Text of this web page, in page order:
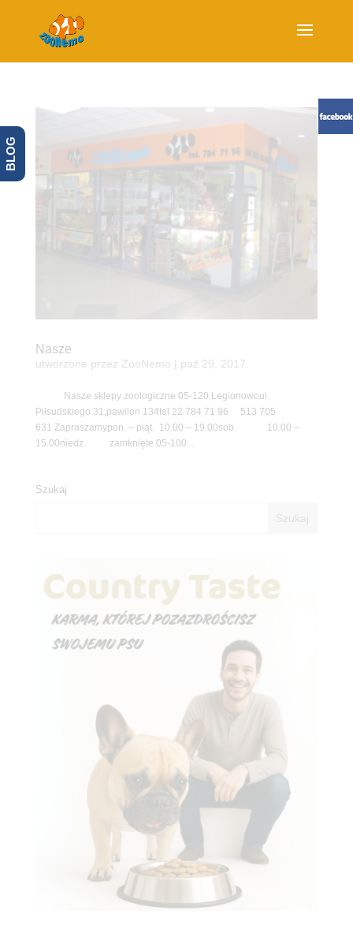
Nasze
utworzone przez ZooNemo paź 29, 2017
Nasze sklepy zoologiczne 05-120 Legionowoul.
Piłsudskiego 31,pawilon 134tel 22 784 71 96 513 705
631 Zapraszamypon. – piąt. 10.00 – 19.00sob. 10.00 –
15.00niedz. zamknięte 05-100...
Szukaj
BLOG